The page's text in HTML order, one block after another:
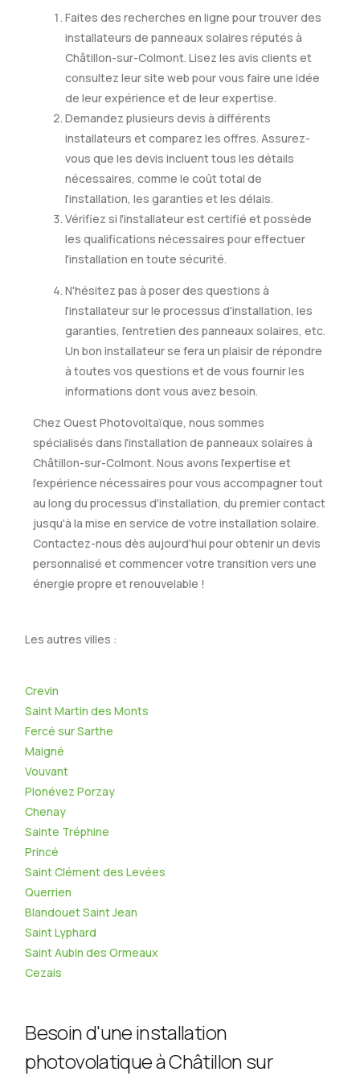
Faites des recherches en ligne pour trouver des
installateurs de panneaux solaires réputés à
Châtillon-sur-Colmont. Lisez les avis clients et
consultez leur site web pour vous faire une idée
de leur expérience et de leur expertise.
Demandez plusieurs devis à différents
installateurs et comparez les offres. Assurez-
vous que les devis incluent tous les détails
nécessaires, comme le coût total de
l'installation, les garanties et les délais.
Vérifiez si l'installateur est certifié et possède
les qualifications nécessaires pour effectuer
l'installation en toute sécurité.
N'hésitez pas à poser des questions à
l'installateur sur le processus d'installation, les
garanties, l'entretien des panneaux solaires, etc.
Un bon installateur se fera un plaisir de répondre
à toutes vos questions et de vous fournir les
informations dont vous avez besoin.
Chez Ouest Photovoltaïque, nous sommes
spécialisés dans l'installation de panneaux solaires à
Châtillon-sur-Colmont. Nous avons l'expertise et
l'expérience nécessaires pour vous accompagner tout
au long du processus d'installation, du premier contact
jusqu'à la mise en service de votre installation solaire.
Contactez-nous dès aujourd'hui pour obtenir un devis
personnalisé et commencer votre transition vers une
énergie propre et renouvelable !
Les autres villes :
Crevin
Saint Martin des Monts
Fercé sur Sarthe
Maigné
Vouvant
Plonévez Porzay
Chenay
Sainte Tréphine
Princé
Saint Clément des Levées
Querrien
Blandouet Saint Jean
Saint Lyphard
Saint Aubin des Ormeaux
Cezais
Besoin d'une installation
photovolatique à Châtillon sur